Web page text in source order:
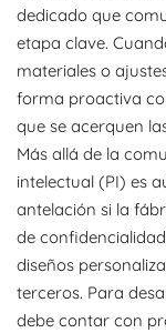
dedicado que
etapa clave.
materiales o
forma proactiva
que se acerquen
Más allá de la
intelectual (PI) es
antelación si la
de
diseños
terceros. Para
debe contar con